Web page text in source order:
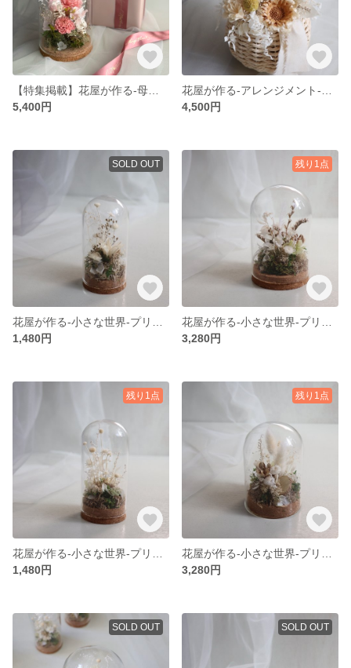
5,400円
4,500円
SOLD OUT
1,480円
残り1点
3,280円
残り1点
1,480円
残り1点
3,280円
SOLD OUT SOLD OUT